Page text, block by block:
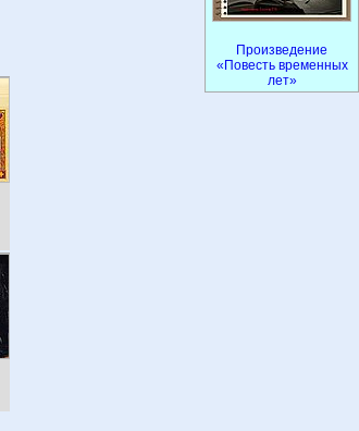
Произведение
«Повесть временных
лет»